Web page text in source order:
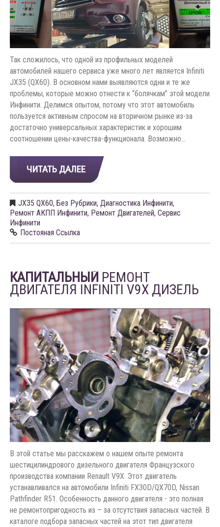
Так сложилось, что одной из профильных моделей
автомобилей нашего сервиса уже много лет является Infiniti
JX35 (QX60). В основном нами выявляются одни и те же
проблемы, которые можно отнести к “болячкам” этой модели
Инфинити. Делимся опытом, потому что этот автомобиль
пользуется активным спросом на вторичном рынке из-за
достаточно универсальных характеристик и хорошим
соотношении цены-качества-функционала. Возможно…
ЧИТАТЬ ДАЛЕЕ
JX35 QX60, Без Рубрики, Диагностика Инфинити,
Ремонт АКПП Инфинити, Ремонт Двигателей, Сервис
Инфинити
Постояная Ссылка
КАПИТАЛЬНЫЙ РЕМОНТ
ДВИГАТЕЛЯ INFINITI V9X ДИЗЕЛЬ
В этой статье мы расскажем о нашем опыте ремонта
шестицилиндрового дизельного двигателя Французского
производства компании Renault V9X. Этот двигатель
устанавливался на автомобили Infiniti FX30D/QX70D, Nissan
Pathfinder R51. Особенность данного двигателя - это полная
не ремонтопригодность из – за отсутствия запасных частей. В
каталоге подбора запасных частей на этот тип двигателя